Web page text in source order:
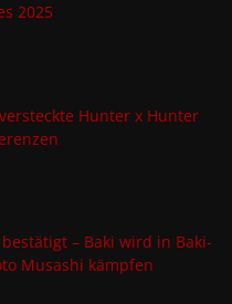
2025
Hunter x Hunter
– Baki wird in Baki-
Musashi kämpfen